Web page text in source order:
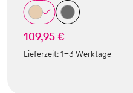
109,95 €
Lieferzeit:1-3 Werktage